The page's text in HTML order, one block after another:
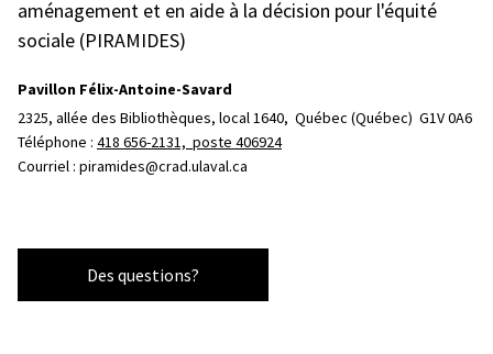
aménagement et en aide à la décision pour l'équité
sociale (PIRAMIDES)
Pavillon Félix-Antoine-Savard
2325, allée des Bibliothèques, local 1640, Québec (Québec)  G1V 0A6
Téléphone : 418 656-2131, poste 406924
Courriel : piramides@crad.ulaval.ca
Des questions?